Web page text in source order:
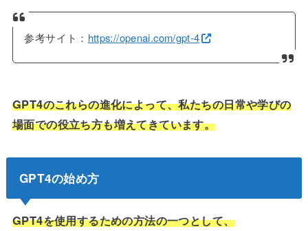
参考サイト： https://openai.com/gpt-4
GPT4のこれらの進化によって、私たちの日常や学びの
場面での役立ち方も増えてきています。
GPT4の始め方
GPT4を使用するための方法の一つとして、